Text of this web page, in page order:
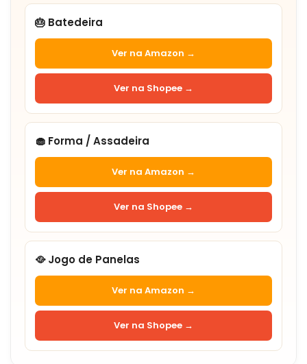
🎂 Batedeira
Ver na Amazon →
Ver na Shopee →
🧁 Forma / Assadeira
Ver na Amazon →
Ver na Shopee →
🥘 Jogo de Panelas
Ver na Amazon →
Ver na Shopee →